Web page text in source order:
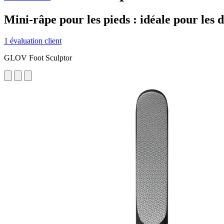
Mini-râpe pour les pieds : idéale pour les
1 évaluation client
GLOV Foot Sculptor